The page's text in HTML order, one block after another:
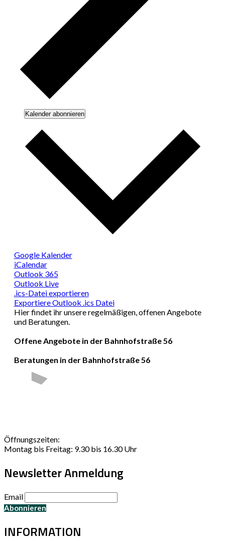
Kalender abonnieren
Google Kalender
iCalendar
Outlook 365
Outlook Live
.ics-Datei exportieren
Exportiere Outlook .ics Datei
Hier findet ihr unsere regelmäßigen, offenen Angebote
und Beratungen.
Offene Angebote in der Bahnhofstraße 56
Beratungen in der Bahnhofstraße 56
Öffnungszeiten:
Montag bis Freitag: 9.30 bis 16.30 Uhr
Newsletter Anmeldung
Email
INFORMATION